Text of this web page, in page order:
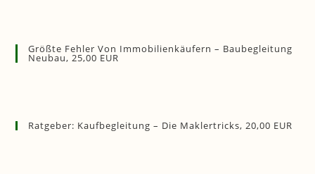
Größte Fehler Von Immobilienkäufern – Baubegleitung
Neubau, 25,00 EUR
Ratgeber: Kaufbegleitung – Die Maklertricks, 20,00 EUR